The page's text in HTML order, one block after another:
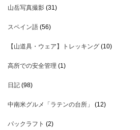
山岳写真撮影 (31)
スペイン語 (56)
【山道具・ウェア】トレッキング (10)
高所での安全管理 (1)
日記 (98)
中南米グルメ「ラテンの台所」 (12)
パックラフト (2)